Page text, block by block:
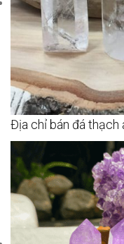
Địa chỉ bán đá thạch